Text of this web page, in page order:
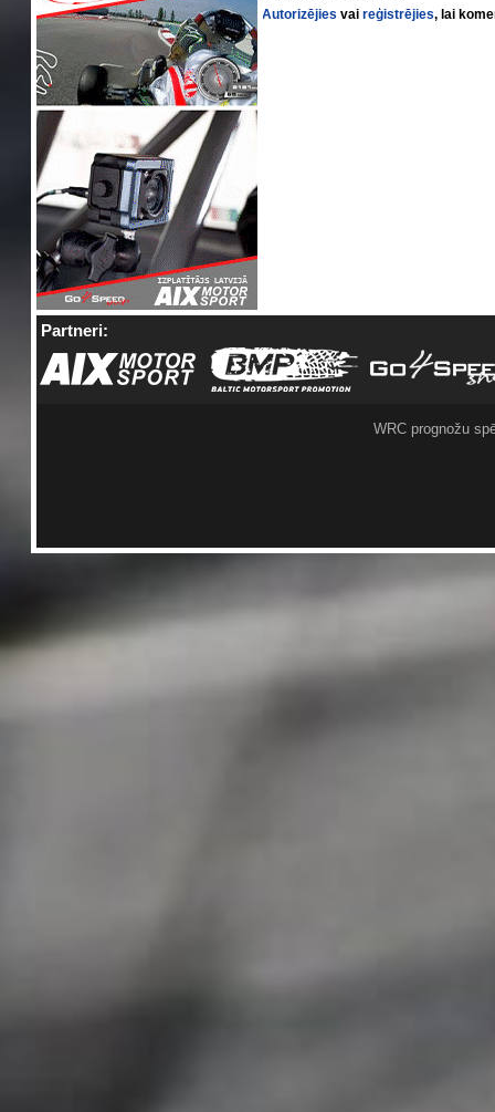
Autorizējies vaireģistrējies, lai
Partneri:
WRC prognožu